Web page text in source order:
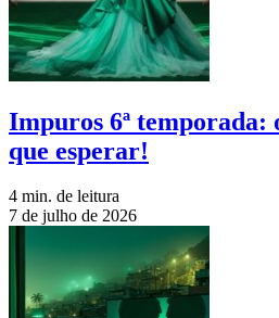
Impuros 6ª temporada:
que esperar!
4 min. de leitura
7 de julho de 2026